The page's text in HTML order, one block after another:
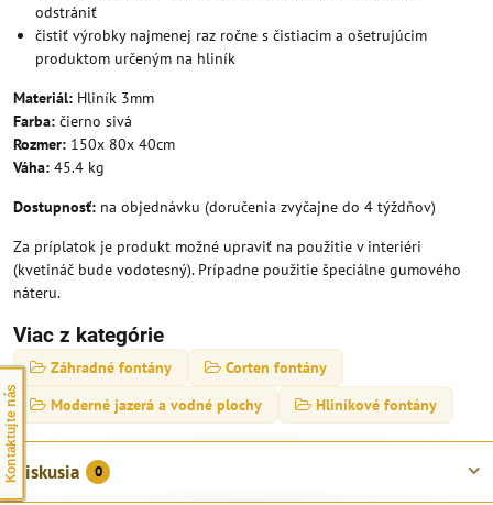
odstrániť
čistiť výrobky najmenej raz ročne s čistiacim a ošetrujúcim
produktom určeným na hliník
Materiál: Hliník 3mm
Farba: čierno sivá
Rozmer: 150x 80x 40cm
Váha: 45.4 kg
Dostupnosť: na objednávku (doručenia zvyčajne do 4 týždňov)
Za príplatok je produkt možné upraviť na použitie v interiéri
(kvetináč bude vodotesný). Prípadne použitie špeciálne gumového
náteru.
Viac z kategórie
Záhradné fontány
Corten fontány
Moderné jazerá a vodné plochy
Hliníkové fontány
Diskusia 0
Kontaktujte nás